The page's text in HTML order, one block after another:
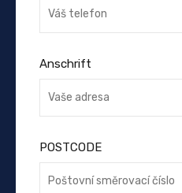
Anschrift
POSTCODE